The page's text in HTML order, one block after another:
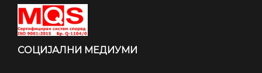
СОЦИЈАЛНИ МЕДИУМИ